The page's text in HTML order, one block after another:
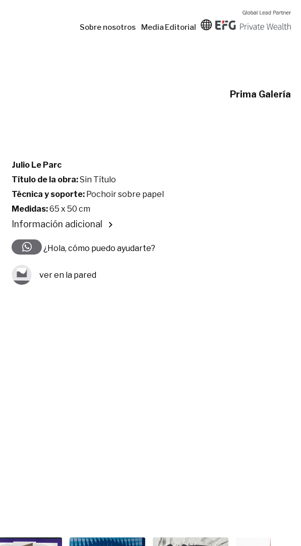
Sobre nosotros Media Editorial
Prima Galería
Julio Le Parc
Título de la obra:Sin Título
Técnica y soporte: Pochoir sobre papel
Medidas:65 x 50 cm
Información adicional
¿Hola, cómo puedo ayudarte?
ver en la pared